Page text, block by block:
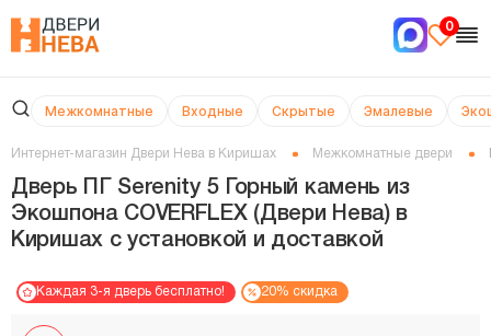
0
Межкомнатные Входные Скрытые Эмалевые
Интернет-магазин Двери Нева в Киришах Межкомнатные двери
Дверь ПГ Serenity 5 Горный камень из
Экошпона COVERFLEX (Двери Нева) в
Киришах с установкой и доставкой
Каждая 3-я дверь бесплатно! 20% скидка